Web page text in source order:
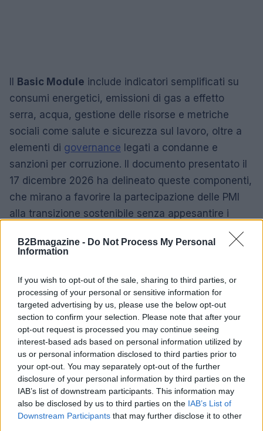
B2Bmagazine - Do Not Process My Personal
Information
If you wish to opt-out of the sale, sharing to third parties, or
processing of your personal or sensitive information for
targeted advertising by us, please use the below opt-out
section to confirm your selection. Please note that after your
opt-out request is processed you may continue seeing
interest-based ads based on personal information utilized by
us or personal information disclosed to third parties prior to
your opt-out. You may separately opt-out of the further
disclosure of your personal information by third parties on the
IAB’s list of downstream participants. This information may
also be disclosed by us to third parties on the IAB’s List of
Downstream Participants that may further disclose it to other
Basic Module include indicatori semplificati su
consumi energetici, emissioni di gas a effetto
serra, acqua, gestione delle risorse e metriche
sociali come salute e sicurezza sul lavoro, oltre a
elementi di governance legati a condanne e
sanzioni per corruzione. Il documento presentato il
17 dicembre 2026 ha delineato queste componenti,
che mirano a favorire la partecipazione delle PMI
alla transizione sostenibile senza appesantire i
In ambito regolatorio si è discusso anche del
modifiche alla platea soggetta alla direttiva di
rendicontazione obbligatoria; nella proposta è
prevista la possibilità che molte PMI restino al di
fuori dell’obbligo e adottino invece uno standard
volontario ispirato al VSME. Tale evoluzione
normativa potrebbe estendere la rilevanza pratica
del VSME per un numero molto più ampio di
imprese.